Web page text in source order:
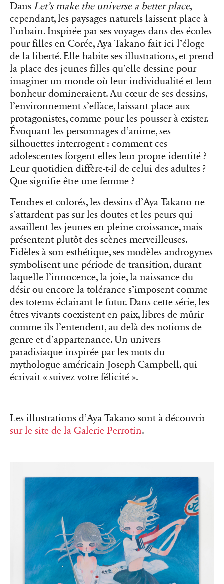
Dans Let’s make the universe a better place,
cependant, les paysages naturels laissent place à
l’urbain. Inspirée par ses voyages dans des écoles
pour filles en Corée, Aya Takano fait ici l’éloge
de la liberté. Elle habite ses illustrations, et prend
la place des jeunes filles qu’elle dessine pour
imaginer un monde où leur individualité et leur
bonheur domineraient. Au cœur de ses dessins,
l’environnement s’efface, laissant place aux
protagonistes, comme pour les pousser à exister.
Évoquant les personnages d’anime, ses
silhouettes interrogent : comment ces
adolescentes forgent-elles leur propre identité ?
Leur quotidien diffère-t-il de celui des adultes ?
Que signifie être une femme ?
Tendres et colorés, les dessins d’Aya Takano ne
s’attardent pas sur les doutes et les peurs qui
assaillent les jeunes en pleine croissance, mais
présentent plutôt des scènes merveilleuses.
Fidèles à son esthétique, ses modèles androgynes
symbolisent une période de transition, durant
laquelle l’innocence, la joie, la naissance du
désir ou encore la tolérance s’imposent comme
des totems éclairant le futur. Dans cette série, les
êtres vivants coexistent en paix, libres de mûrir
comme ils l’entendent, au-delà des notions de
genre et d’appartenance. Un univers
paradisiaque inspirée par les mots du
mythologue américain Joseph Campbell, qui
écrivait « suivez votre félicité ».
Les illustrations d’Aya Takano sont à découvrir
sur le site de la Galerie Perrotin.